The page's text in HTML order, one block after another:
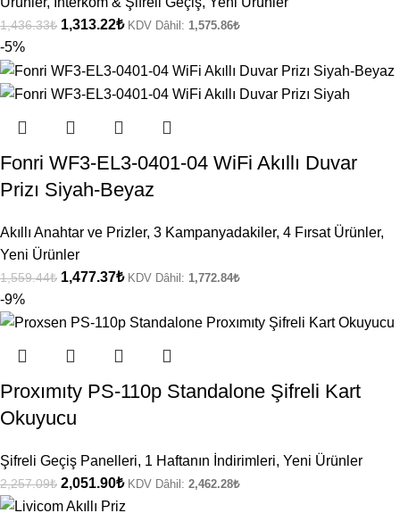
1,436.33₺ 1,313.22₺ KDV Dâhil: 1,575.86₺
-5%
Fonri WF3-EL3-0401-04 WiFi Akıllı Duvar
Prizı Siyah-Beyaz
Akıllı Anahtar ve Prizler, 3 Kampanyadakiler, 4 Fırsat Ürünler,
Yeni Ürünler
1,559.44₺ 1,477.37₺ KDV Dâhil: 1,772.84₺
-9%
Proxımıty PS-110p Standalone Şifreli Kart
Okuyucu
Şifreli Geçiş Panelleri, 1 Haftanın İndirimleri, Yeni Ürünler
2,257.09₺ 2,051.90₺ KDV Dâhil: 2,462.28₺